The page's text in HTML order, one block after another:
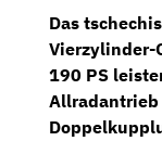
Das
Vierzylinder-
190 PS
Allradantrieb